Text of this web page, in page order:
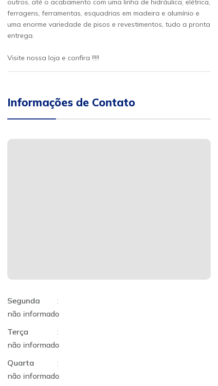
outros, até o acabamento com uma linha de hidráulica, elétrica,
ferragens, ferramentas, esquadrias em madeira e alumínio e
uma enorme variedade de pisos e revestimentos, tudo a pronta
entrega.
Visite nossa loja e confira !!!!!
Informações de Contato
Segunda
:
não informado
Terça
:
não informado
Quarta
:
não informado